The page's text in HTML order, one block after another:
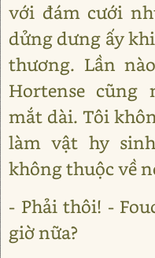
với đám cưới
dửng dưng ấy
thương. Lần
Hortense cũng
mắt dài. Tôi
làm vật hy
không thuộc về
- Phải thôi! -
giờ nữa?